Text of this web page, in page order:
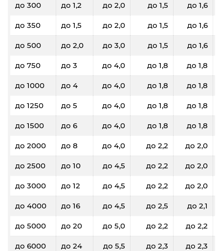
до 300 до 1,2 до 2,0 до 1,5 до 1,6
до 350 до 1,5 до 2,0 до 1,5 до 1,6
до 500 до 2,0 до 3,0 до 1,5 до 1,6
до 750 до 3 до 4,0 до 1,8 до 1,8
до 1000 до 4 до 4,0 до 1,8 до 1,8
до 1250 до 5 до 4,0 до 1,8 до 1,8
до 1500 до 6 до 4,0 до 1,8 до 1,8
до 2000 до 8 до 4,0 до 2,2 до 2,0
до 2500 до 10 до 4,5 до 2,2 до 2,0
до 3000 до 12 до 4,5 до 2,2 до 2,0
до 4000 до 16 до 4,5 до 2,5 до 2,1
до 5000 до 20 до 5,0 до 2,2 до 2,2
до 6000 до 24 до 5,5 до 2,3 до 2,3